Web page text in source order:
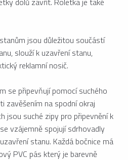
jsou důležitou součástí
slouží k uzavření stanu,
reklamní nosič.
se připevňují pomocí suchého
zavěšením na spodní okraj
jsou suché zipy pro připevnění k
vzájemně spojují sdrhovadly
stanu. Každá bočnice má
PVC pás který je barevně